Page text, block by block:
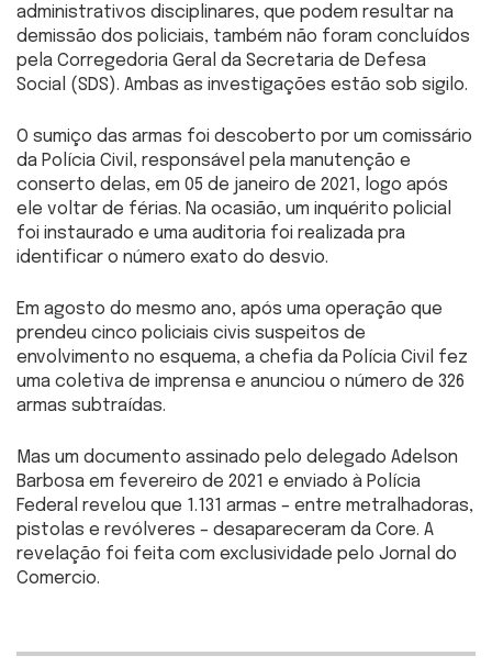
administrativos disciplinares, que podem resultar na
demissão dos policiais, também não foram concluídos
pela Corregedoria Geral da Secretaria de Defesa
Social (SDS). Ambas as investigações estão sob sigilo.
O sumiço das armas foi descoberto por um comissário
da Polícia Civil, responsável pela manutenção e
conserto delas, em 05 de janeiro de 2021, logo após
ele voltar de férias. Na ocasião, um inquérito policial
foi instaurado e uma auditoria foi realizada pra
identificar o número exato do desvio.
Em agosto do mesmo ano, após uma operação que
prendeu cinco policiais civis suspeitos de
envolvimento no esquema, a chefia da Polícia Civil fez
uma coletiva de imprensa e anunciou o número de 326
armas subtraídas.
Mas um documento assinado pelo delegado Adelson
Barbosa em fevereiro de 2021 e enviado à Polícia
Federal revelou que 1.131 armas – entre metralhadoras,
pistolas e revólveres – desapareceram da Core. A
revelação foi feita com exclusividade pelo Jornal do
Comercio.